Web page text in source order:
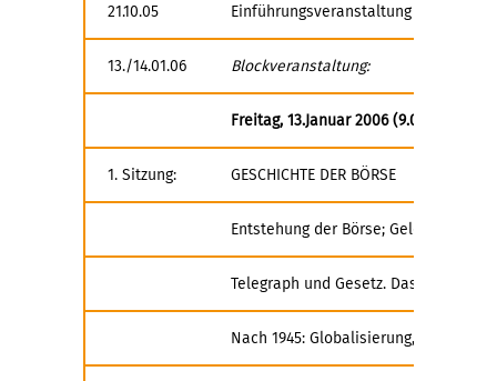
21.10.05 Einführungsveranstaltung
13./14.01.06 Blockveranstaltung:
Freitag, 13.Januar 2006 (9.00-17.30)
1. Sitzung: GESCHICHTE DER BÖRSE
Entstehung der Börse; Geld-, Fonds-
Telegraph und Gesetz. Das lange
Nach 1945: Globalisierung,